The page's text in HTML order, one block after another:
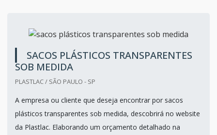
SACOS PLÁSTICOS TRANSPARENTES
SOB MEDIDA
PLASTLAC / SÃO PAULO - SP
A empresa ou cliente que deseja encontrar por sacos
plásticos transparentes sob medida, descobrirá no website
da Plastlac. Elaborando um orçamento detalhado na